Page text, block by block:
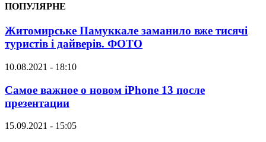
ПОПУЛЯРНЕ
Житомирське Памуккале заманило вже тисячі
туристів і дайверів. ФОТО
10.08.2021 - 18:10
Самое важное о новом iPhone 13 после
презентации
15.09.2021 - 15:05